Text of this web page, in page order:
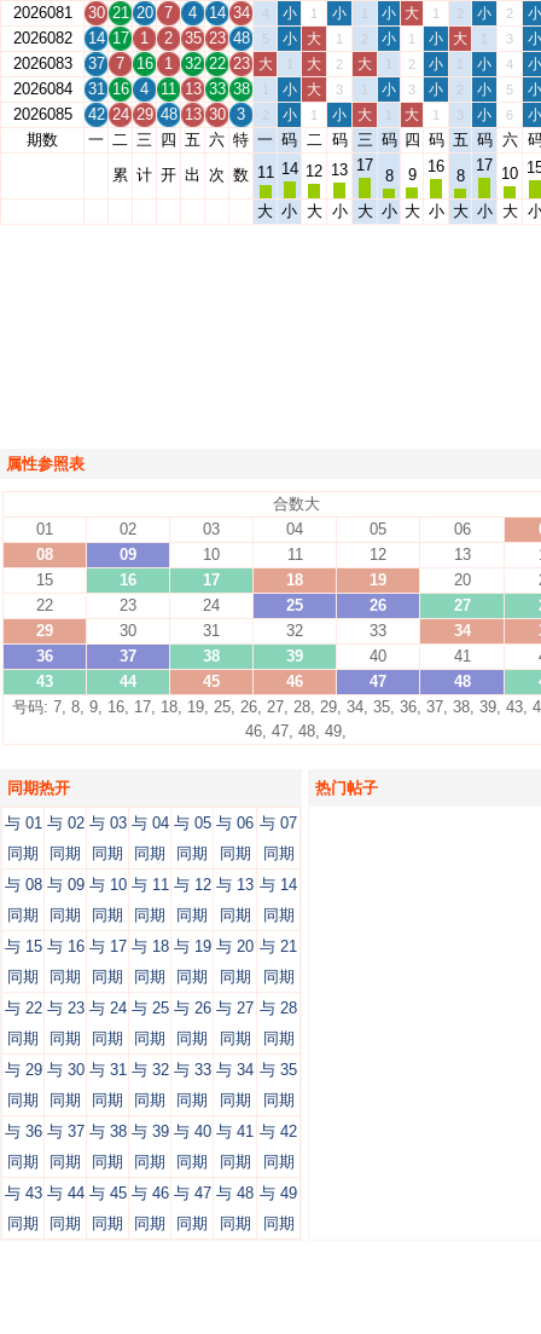
2026081 30 21 20 7 4 14 34 4 小 1 小 1 小 大 1 2 小 2 小
2026082 14 17 1 2 35 23 48 5 小 大 1 2 小 1 小 大 1 3 小
2026083 37 7 16 1 32 22 23 大 1 大 2 大 1 2 小 1 小 4 小
2026084 31 16 4 11 13 33 38 1 小 大 3 1 小 3 小 2 小 5 小
2026085 42 24 29 48 13 30 3 2 小 1 小 大 1 大 1 3 小 6 小
期数 一 二 三 四 五 六 特 一 码 二 码 三 码 四 码 五 码 六
累 计 开 出 次 数 11 14 12 13 17
8 9 16
8
17 10
大 小 大 小 大 小 大 小 大 小 大
属性参照表
合数大
01
02 03 04 05 06
08
09 10 11 12 13
15
16 17 18 19 20
22
23 24 25 26 27
29
30 31 32 33 34
36
37 38 39 40 41
43
44 45 46 47 48
号码: 7, 8, 9, 16, 17, 18, 19, 25, 26, 27, 28, 29, 34, 35, 36, 37, 38, 39, 43,
46, 47, 48, 49,
同期热开
与 01
同期
与 02
同期
与 03
同期
与 04
同期
与 05
同期
与 06
同期
与 07
同期
与 08
同期
与 09
同期
与 10
同期
与 11
同期
与 12
同期
与 13
同期
与 14
同期
与 15
同期
与 16
同期
与 17
同期
与 18
同期
与 19
同期
与 20
同期
与 21
同期
与 22
同期
与 23
同期
与 24
同期
与 25
同期
与 26
同期
与 27
同期
与 28
同期
与 29
同期
与 30
同期
与 31
同期
与 32
同期
与 33
同期
与 34
同期
与 35
同期
与 36
同期
与 37
同期
与 38
同期
与 39
同期
与 40
同期
与 41
同期
与 42
同期
与 43
同期
与 44
同期
与 45
同期
与 46
同期
与 47
同期
与 48
同期
与 49
同期
热门帖子